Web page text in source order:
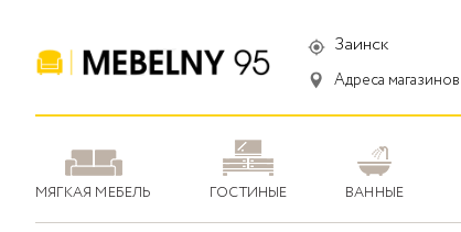
Заинск
Адреса магазинов
МЯГКАЯ МЕБЕЛЬ ГОСТИНЫЕ ВАННЫЕ